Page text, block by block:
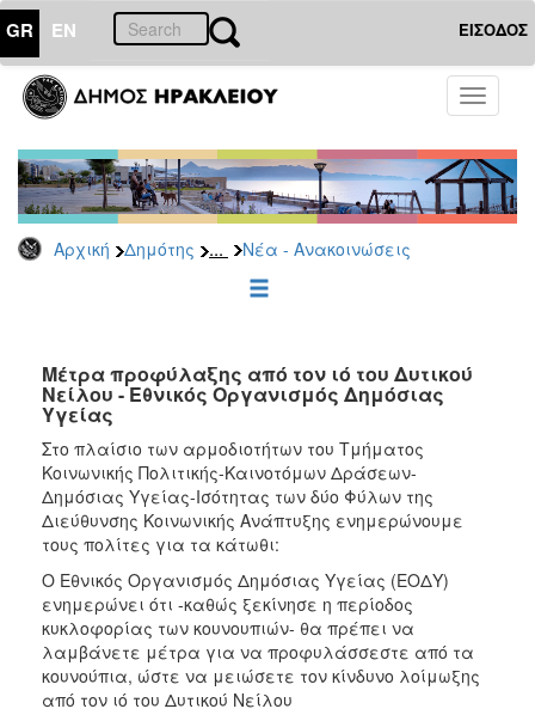
GR EN ΕΙΣΟΔΟΣ
Toggle
Αρχική Δημότης ... Νέα - Ανακοινώσεις
ΔΗΜΟΤΗΣ
Πολιτική
Νέα
-
Ανακοινώσεις
Οικονομική
Αδυναμία
&
Φυσικές
Καταστροφές
Κέντρα
Κοινοτικής
Φροντίδας
(Κ.Α.Π.Η.)
Κέντρα
Δημιουργικής
Απασχόλησης
Παιδιών
(Κ.Δ.Α.Π.)
Μέτρα προφύλαξης από τον ιό του Δυτικού
Νείλου - Εθνικός Οργανισμός Δημόσιας
Υγείας
Στο πλαίσιο των αρμοδιοτήτων του Τμήματος
Κοινωνικής Πολιτικής-Καινοτόμων Δράσεων-
Δημόσιας Υγείας-Ισότητας των δύο Φύλων της
Διεύθυνσης Κοινωνικής Ανάπτυξης ενημερώνουμε
τους πολίτες για τα κάτωθι:
Ο Εθνικός Οργανισμός Δημόσιας Υγείας (ΕΟΔΥ)
ενημερώνει ότι -καθώς ξεκίνησε η περίοδος
κυκλοφορίας των κουνουπιών- θα πρέπει να
λαμβάνετε μέτρα για να προφυλάσσεστε από τα
κουνούπια, ώστε να μειώσετε τον κίνδυνο λοίμωξης
από τον ιό του Δυτικού Νείλου